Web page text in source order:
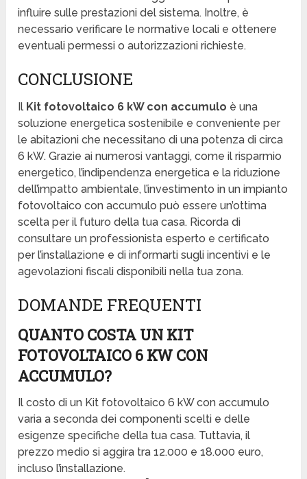
influire sulle prestazioni del sistema. Inoltre, è
necessario verificare le normative locali e ottenere
eventuali permessi o autorizzazioni richieste.
CONCLUSIONE
Il Kit fotovoltaico 6 kW con accumulo è una
soluzione energetica sostenibile e conveniente per
le abitazioni che necessitano di una potenza di circa
6 kW. Grazie ai numerosi vantaggi, come il risparmio
energetico, l’indipendenza energetica e la riduzione
dell’impatto ambientale, l’investimento in un impianto
fotovoltaico con accumulo può essere un’ottima
scelta per il futuro della tua casa. Ricorda di
consultare un professionista esperto e certificato
per l’installazione e di informarti sugli incentivi e le
agevolazioni fiscali disponibili nella tua zona.
DOMANDE FREQUENTI
QUANTO COSTA UN KIT
FOTOVOLTAICO 6 KW CON
ACCUMULO?
Il costo di un Kit fotovoltaico 6 kW con accumulo
varia a seconda dei componenti scelti e delle
esigenze specifiche della tua casa. Tuttavia, il
prezzo medio si aggira tra 12.000 e 18.000 euro,
incluso l’installazione.